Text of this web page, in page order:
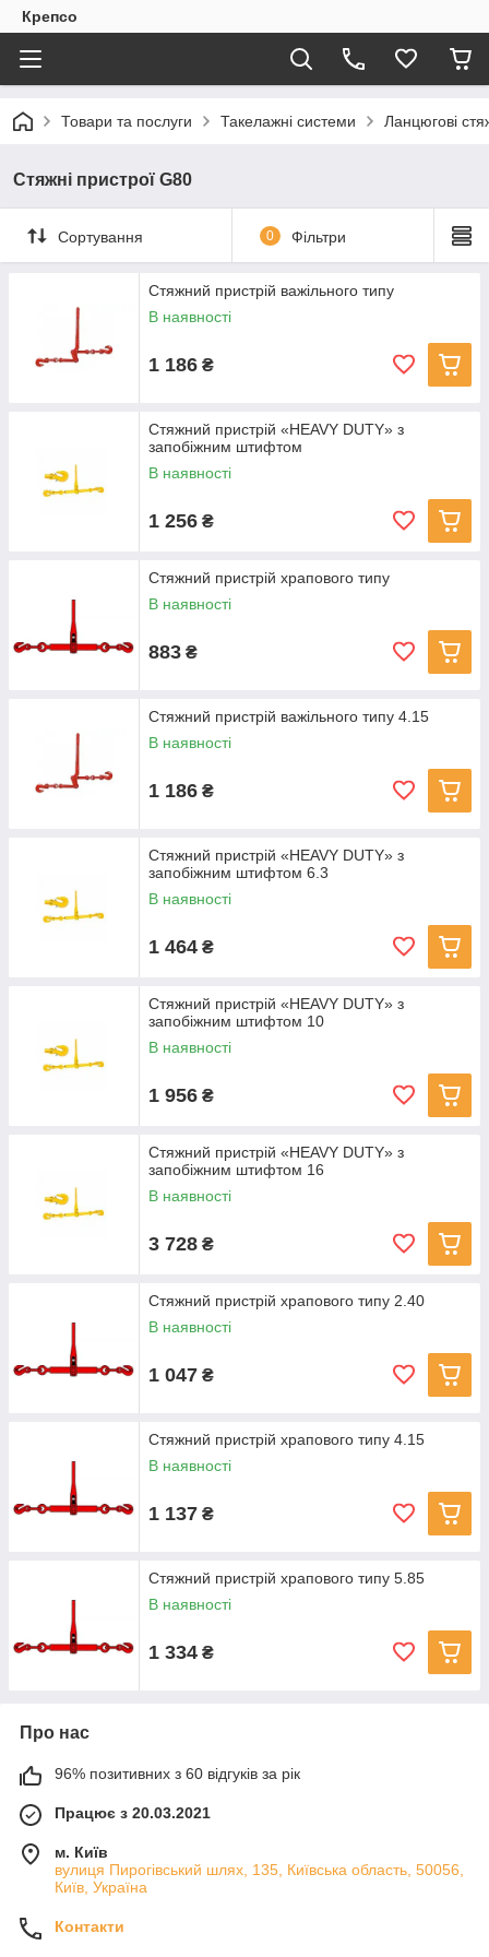
Крепсо
Товари та послуги Такелажні системи Ланцюгові
Стяжні пристрої G80
Сортування 0 Фільтри
Стяжний пристрій важільного типу
В наявності
1 186 ₴
Стяжний пристрій «HEAVY DUTY» з
запобіжним штифтом
В наявності
1 256 ₴
Стяжний пристрій храпового типу
В наявності
883 ₴
Стяжний пристрій важільного типу 4.15
В наявності
1 186 ₴
Стяжний пристрій «HEAVY DUTY» з
запобіжним штифтом 6.3
В наявності
1 464 ₴
Стяжний пристрій «HEAVY DUTY» з
запобіжним штифтом 10
В наявності
1 956 ₴
Стяжний пристрій «HEAVY DUTY» з
запобіжним штифтом 16
В наявності
3 728 ₴
Стяжний пристрій храпового типу 2.40
В наявності
1 047 ₴
Стяжний пристрій храпового типу 4.15
В наявності
1 137 ₴
Стяжний пристрій храпового типу 5.85
В наявності
1 334 ₴
Про нас
96% позитивних з 60 відгуків за рік
Працює з 20.03.2021
м. Київ
вулиця Пирогівський шлях, 135, Київська область, 50056,
Київ, Україна
Контакти